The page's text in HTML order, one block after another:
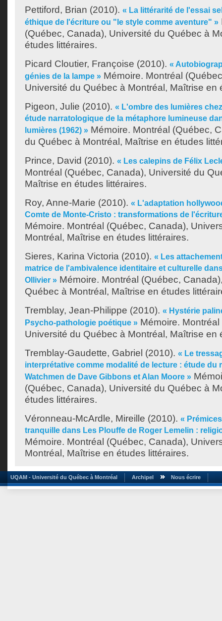
Pettiford, Brian (2010). « La littérarité de l'essai
éthique de l'écriture ou "le style comme aventure" »
(Québec, Canada), Université du Québec à
études littéraires.
Picard Cloutier, Françoise (2010). «
génies de la lampe » Mémoire. Montréal
Université du Québec à Montréal, Maîtrise en
Pigeon, Julie (2010). « L'ombre des lumières
étude narratologique de la métaphore lumineuse
lumières (1962) » Mémoire. Montréal (Québec,
du Québec à Montréal, Maîtrise en études
Prince, David (2010). « Les calepins de Félix
Montréal (Québec, Canada), Université du
Maîtrise en études littéraires.
Roy, Anne-Marie (2010). « L'adaptation
Comte de Monte-Cristo : transformations de
Mémoire. Montréal (Québec, Canada),
Montréal, Maîtrise en études littéraires.
Sieres, Karina Victoria (2010). « Les
matrice de l'ambivalence identitaire et culturelle
Ollivier » Mémoire. Montréal (Québec,
Québec à Montréal, Maîtrise en études
Tremblay, Jean-Philippe (2010). « Hystérie
Psycho-pathologie poétique » Mémoire.
Université du Québec à Montréal, Maîtrise en
Tremblay-Gaudette, Gabriel (2010). « Le
interprétative comme modalité de lecture : étude du
Watchmen de Dave Gibbons et Alan Moore »
(Québec, Canada), Université du Québec à
études littéraires.
Véronneau-McArdle, Mireille (2010). «
tranquille dans Les Plouffe de Roger Lemelin :
Mémoire. Montréal (Québec, Canada),
Montréal, Maîtrise en études littéraires.
UQAM - Université du Québec à Montréal Archipel Nous écrire